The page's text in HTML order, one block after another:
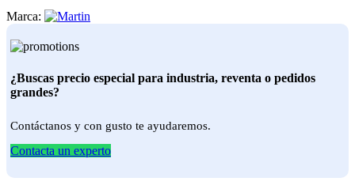
Marca:
¿Buscas precio especial para industria, reventa o pedidos
grandes?
Contáctanos y con gusto te ayudaremos.
Contacta un experto